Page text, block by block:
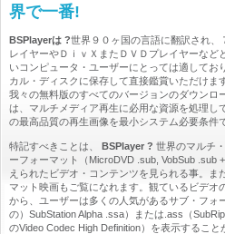
界で一番!
BSPlayerは ?世界９０ヶ国の言語に翻訳され
レイヤーやＤｉｖＸまたＤＶＤプレイヤーな
いコンピュータ・ユーザーにとっては適して
カル・ディスクに保存して直接鑑賞いただけ
我々の無料版のすべてのバージョンのダウンロ
は、マルチメディア再生に必用な資源を処理し
の最高品質の再生画像を最小システム必要条件
特記すべきことは、 BSPlayer ? 世界のマルチ
ーフォーマット（MicroDVD .sub, VobSub
えられたビデオ・コンテンツを見られる事。
マット映画もご覧になれます。観ているビデ
から、ユーザーは多くの人気があるサブ・フォ
の）SubStation Alpha .ssa）または.ass（
のVideo Codec High Definition）を表示するこ